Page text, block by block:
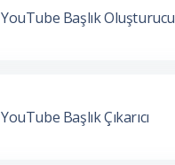
YouTube Başlık Oluşturucu
YouTube Başlık Çıkarıcı